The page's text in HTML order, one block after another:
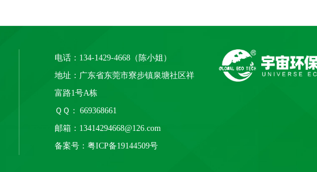
电话：134-1429-4668（陈小姐）
地址：广东省东莞市寮步镇泉塘社区祥
富路1号A栋
ＱＱ： 669368661
邮箱：13414294668@126.com
备案号： 粤ICP备19144509号